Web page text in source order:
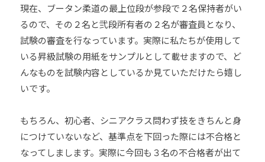
現在、ブータン柔道の最上位段が参段で２名保持者がい
るので、その２名と弐段所有者の２名が審査員となり、
試験の審査を行なっています。実際に私たちが使用して
いる昇級試験の用紙をサンプルとして載せますので、ど
んなものを試験内容としているか見ていただけたら嬉し
いです。
もちろん、初心者、シニアクラス問わず技をきちんと身
につけていないなど、基準点を下回った際には不合格と
なってしまします。実際に今回も３名の不合格者が出て